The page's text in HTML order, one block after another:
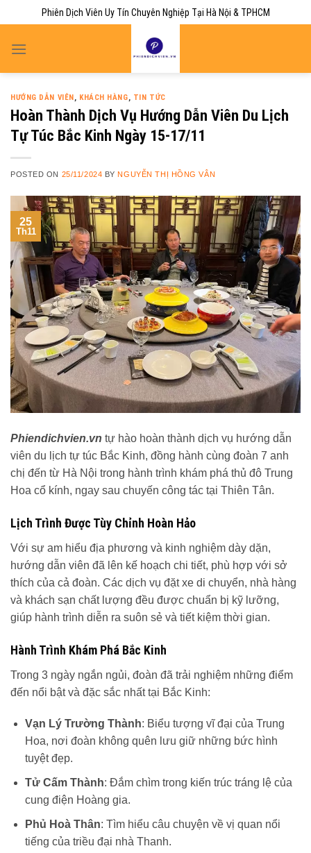
to
content
Phiên Dịch Viên Uy Tín Chuyên Nghiệp Tại Hà Nội & TPHCM
HƯỚNG DẪN VIÊN, KHÁCH HÀNG, TIN TỨC
Hoàn Thành Dịch Vụ Hướng Dẫn Viên Du Lịch
Tự Túc Bắc Kinh Ngày 15-17/11
POSTED ON 25/11/2024 BYNGUYỄN THỊ HỒNG VÂN
25
Th11
Phiendichvien.vn tự hào hoàn thành dịch vụ hướng dẫn
viên du lịch tự túc Bắc Kinh, đồng hành cùng đoàn 7 anh
chị đến từ Hà Nội trong hành trình khám phá thủ đô Trung
Hoa cổ kính, ngay sau chuyến công tác tại Thiên Tân.
Lịch Trình Được Tùy Chỉnh Hoàn Hảo
Với sự am hiểu địa phương và kinh nghiệm dày dặn,
hướng dẫn viên đã lên kế hoạch chi tiết, phù hợp với sở
thích của cả đoàn. Các dịch vụ đặt xe di chuyển, nhà hàng
và khách sạn chất lượng đều được chuẩn bị kỹ lưỡng,
giúp hành trình diễn ra suôn sẻ và tiết kiệm thời gian.
Hành Trình Khám Phá Bắc Kinh
Trong 3 ngày ngắn ngủi, đoàn đã trải nghiệm những điểm
đến nổi bật và đặc sắc nhất tại Bắc Kinh:
Vạn Lý Trường Thành: Biểu tượng vĩ đại của Trung
Hoa, nơi đoàn không quên lưu giữ những bức hình
tuyệt đẹp.
Tử Cấm Thành: Đắm chìm trong kiến trúc tráng lệ của
cung điện Hoàng gia.
Phủ Hoà Thân: Tìm hiểu câu chuyện về vị quan nổi
tiếng của triều đại nhà Thanh.